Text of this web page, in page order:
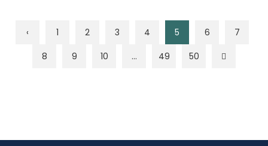
‹ 1 2 3 4 5 6
7
8
9 10 ... 49 50